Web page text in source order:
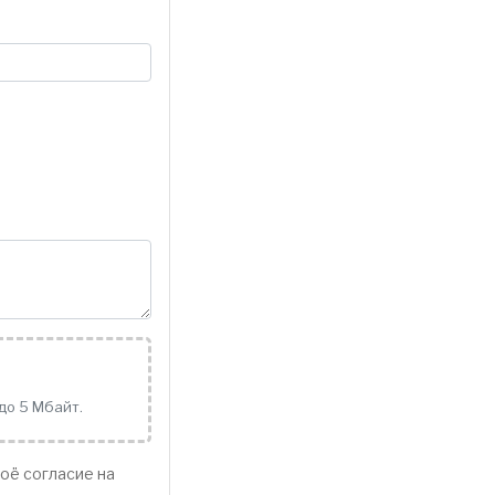
5 Мбайт.
согласие на